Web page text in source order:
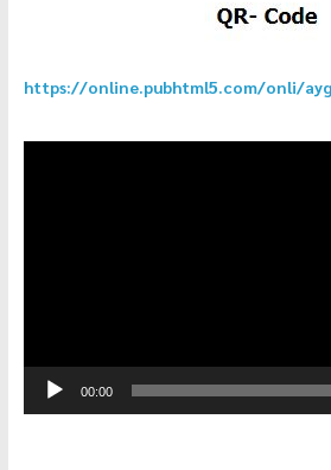
https://online.pubhtml5.com/onli/
00:00